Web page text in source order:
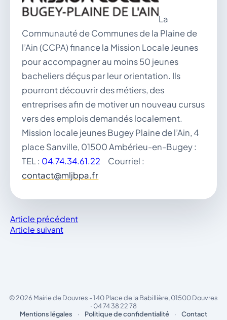
La
Communauté de Communes de la Plaine de
l’Ain (CCPA) finance la Mission Locale Jeunes
pour accompagner au moins 50 jeunes
bacheliers déçus par leur orientation. Ils
pourront découvrir des métiers, des
entreprises afin de motiver un nouveau cursus
vers des emplois demandés localement.
Mission locale jeunes Bugey Plaine de l’Ain, 4
place Sanville, 01500 Ambérieu-en-Bugey :
TEL : 04.74.34.61.22
Courriel :
contact@mljbpa.fr
Article précédent
Article suivant
© 2026 Mairie de Douvres - 140 Place de la Babillière, 01500 Douvres
· 04 74 38 22 78
Mentions légales
· Politique de confidentialité · Contact